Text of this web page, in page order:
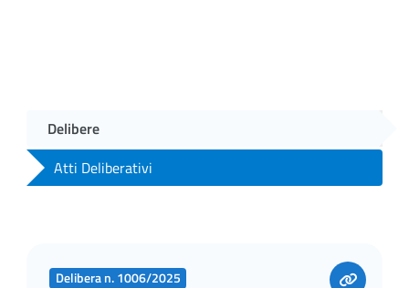
Delibere
Atti Deliberativi
Delibera n. 1006/2025